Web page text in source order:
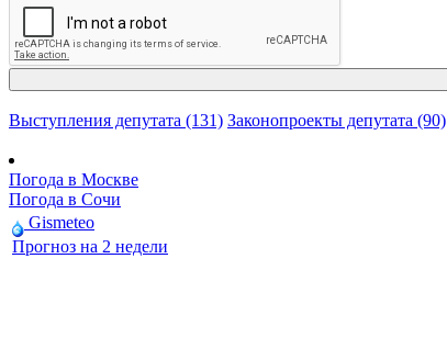
Выступления депутата (131) Законопроекты депутата (90)
Погода в Москве
Погода в Сочи
Gismeteo
Прогноз на 2 недели